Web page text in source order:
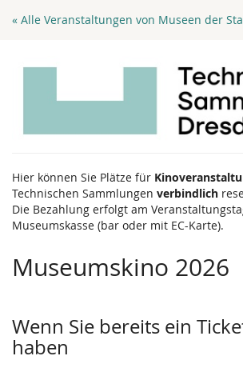
Zum
« Alle Veranstaltungen von Museen der
Hier können Sie Plätze für
Technischen Sammlungen verbindlich
Die Bezahlung erfolgt am
Museumskasse (bar oder mit EC-Karte).
Museumskino 2026
Wenn Sie bereits ein
haben